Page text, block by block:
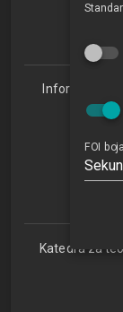
Katedra za
FOI